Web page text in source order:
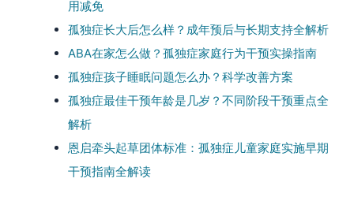
用减免
孤独症长大后怎么样？成年预后与长期支持全解析
ABA在家怎么做？孤独症家庭行为干预实操指南
孤独症孩子睡眠问题怎么办？科学改善方案
孤独症最佳干预年龄是几岁？不同阶段干预重点全
解析
恩启牵头起草团体标准：孤独症儿童家庭实施早期
干预指南全解读